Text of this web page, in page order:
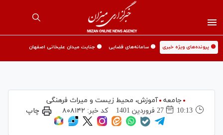
🟡 پرونده‌های ویژه خبری 🟡 سامانه‌های قضایی 🟡 جنایت میدان علیخانی اصفهان
جامعه
آموزش،‌ محیط زیست و میراث فرهنگی
10:13
27 فروردين 1401 کد خبر: ۸۰۸۱۴۲ چاپ